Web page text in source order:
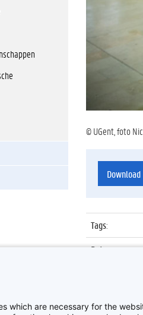
© UGent, foto
Download
Tags:
Datum:
which are necessary for the